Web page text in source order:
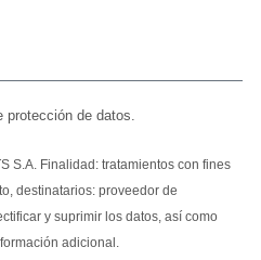
protección de datos.
S.A. Finalidad: tratamientos con fines
destinatarios: proveedor de
y suprimir los datos, así como
adicional.